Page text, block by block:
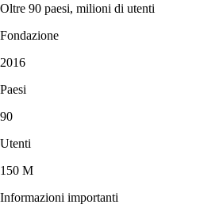
Oltre 90 paesi, milioni di utenti
Fondazione
2016
Paesi
90
Utenti
150 M
Informazioni importanti